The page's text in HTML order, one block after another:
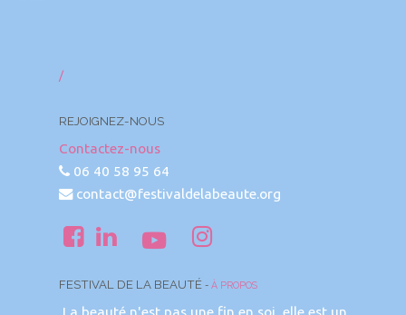
/
REJOIGNEZ-NOUS
Contactez-nous
06 40 58 95 64
contact@festivaldelabeaute.org
FESTIVAL DE LA BEAUTÉ - À PROPOS
La beauté n'est pas une fin en soi, elle est un